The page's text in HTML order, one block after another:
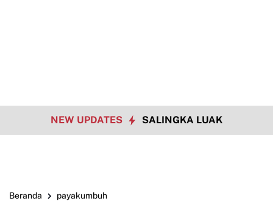
NEW UPDATES SALINGKA LUAK
Beranda payakumbuh